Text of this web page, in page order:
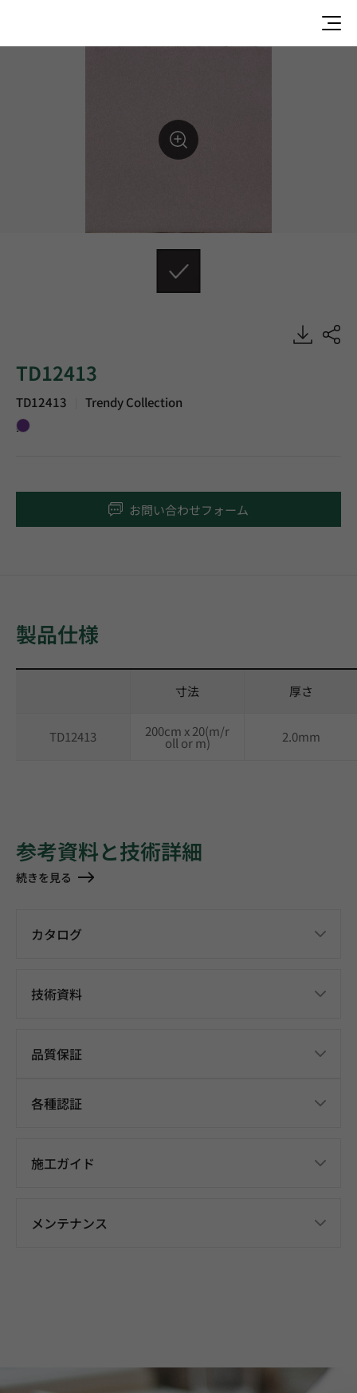
TD12413, Trendy, Heterogeneous Sheet, HFLOR
TD12413
TD12413 Trendy Collection
紫
お問い合わせフォーム
製品仕様
寸法 厚さ
TD12413 200cm x 20(m/r
oll or m) 2.0mm
参考資料と技術詳細
続きを見る
カタログ
技術資料
品質保証
各種認証
施工ガイド
メンテナンス